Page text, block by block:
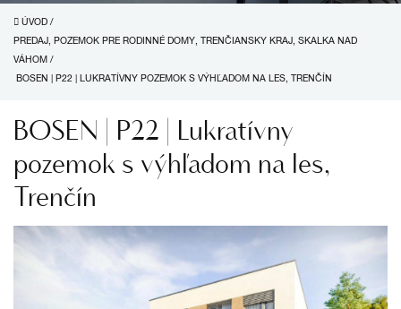
ÚVOD /
PREDAJ, POZEMOK PRE RODINNÉ DOMY, TRENČIANSKY KRAJ, SKALKA NAD
VÁHOM /
BOSEN | P22 | LUKRATÍVNY POZEMOK S VÝHĽADOM NA LES, TRENČÍN
BOSEN | P22 | Lukratívny
pozemok s výhľadom na les,
Trenčín